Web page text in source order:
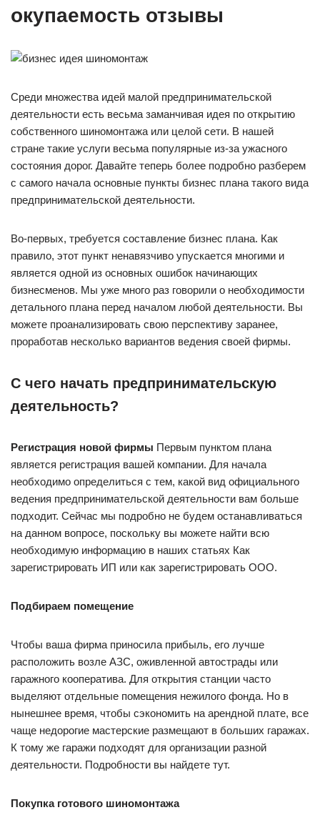
окупаемость отзывы
Среди множества идей малой предпринимательской
деятельности есть весьма заманчивая идея по открытию
собственного шиномонтажа или целой сети. В нашей
стране такие услуги весьма популярные из-за ужасного
состояния дорог. Давайте теперь более подробно разберем
с самого начала основные пункты бизнес плана такого вида
предпринимательской деятельности.
Во-первых, требуется составление бизнес плана. Как
правило, этот пункт ненавязчиво упускается многими и
является одной из основных ошибок начинающих
бизнесменов. Мы уже много раз говорили о необходимости
детального плана перед началом любой деятельности. Вы
можете проанализировать свою перспективу заранее,
проработав несколько вариантов ведения своей фирмы.
С чего начать предпринимательскую
деятельность?
Регистрация новой фирмы Первым пунктом плана
является регистрация вашей компании. Для начала
необходимо определиться с тем, какой вид официального
ведения предпринимательской деятельности вам больше
подходит. Сейчас мы подробно не будем останавливаться
на данном вопросе, поскольку вы можете найти всю
необходимую информацию в наших статьях Как
зарегистрировать ИП или как зарегистрировать ООО.
Подбираем помещение
Чтобы ваша фирма приносила прибыль, его лучше
расположить возле АЗС, оживленной автострады или
гаражного кооператива. Для открытия станции часто
выделяют отдельные помещения нежилого фонда. Но в
нынешнее время, чтобы сэкономить на арендной плате, все
чаще недорогие мастерские размещают в больших гаражах.
К тому же гаражи подходят для организации разной
деятельности. Подробности вы найдете тут.
Покупка готового шиномонтажа